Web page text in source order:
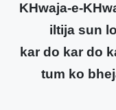
KHwaja-e-
iltija sun
kar do kar do
tum ko